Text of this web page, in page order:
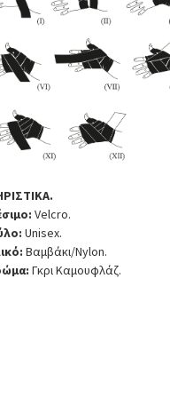
Velcro.
Unisex.
Βαμβάκι/Nylon.
Γκρι Καμουφλάζ.